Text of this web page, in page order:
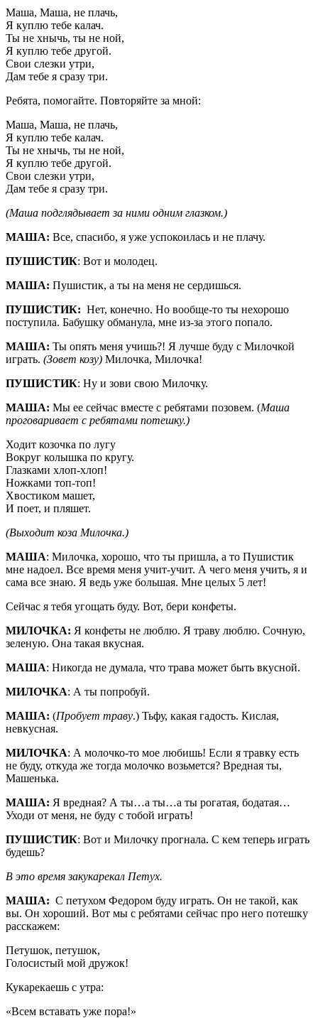
Маша, Маша, не плачь,
Я куплю тебе калач.
Ты не хнычь, ты не ной,
Я куплю тебе другой.
Свои слезки утри,
Дам тебе я сразу три.
Ребята, помогайте. Повторяйте за мной:
Маша, Маша, не плачь,
Я куплю тебе калач.
Ты не хнычь, ты не ной,
Я куплю тебе другой.
Свои слезки утри,
Дам тебе я сразу три.
(Маша подглядывает за ними одним глазком.)
МАША: Все, спасибо, я уже успокоилась и не плачу.
ПУШИСТИК: Вот и молодец.
МАША: Пушистик, а ты на меня не сердишься.
ПУШИСТИК: Нет, конечно. Но вообще-то ты нехорошо
поступила. Бабушку обманула, мне из-за этого попало.
МАША: Ты опять меня учишь?! Я лучше буду с Милочкой
играть. (Зовет козу) Милочка, Милочка!
ПУШИСТИК: Ну и зови свою Милочку.
МАША: Мы ее сейчас вместе с ребятами позовем. (Маша
проговаривает с ребятами потешку.)
Ходит козочка по лугу
Вокруг колышка по кругу.
Глазками хлоп-хлоп!
Ножками топ-топ!
Хвостиком машет,
И поет, и пляшет.
(Выходит коза Милочка.)
МАША: Милочка, хорошо, что ты пришла, а то Пушистик
мне надоел. Все время меня учит-учит. А чего меня учить, я и
сама все знаю. Я ведь уже большая. Мне целых 5 лет!
Сейчас я тебя угощать буду. Вот, бери конфеты.
МИЛОЧКА: Я конфеты не люблю. Я траву люблю. Сочную,
зеленую. Она такая вкусная.
МАША: Никогда не думала, что трава может быть вкусной.
МИЛОЧКА: А ты попробуй.
МАША: (Пробует траву.) Тьфу, какая гадость. Кислая,
невкусная.
МИЛОЧКА: А молочко-то мое любишь! Если я травку есть
не буду, откуда же тогда молочко возьмется? Вредная ты,
Машенька.
МАША: Я вредная? А ты…а ты…а ты рогатая, бодатая…
Уходи от меня, не буду с тобой играть!
ПУШИСТИК: Вот и Милочку прогнала. С кем теперь играть
будешь?
В это время закукарекал Петух.
МАША: С петухом Федором буду играть. Он не такой, как
вы. Он хороший. Вот мы с ребятами сейчас про него потешку
расскажем:
Петушок, петушок,
Голосистый мой дружок!
Кукарекаешь с утра:
«Всем вставать уже пора!»